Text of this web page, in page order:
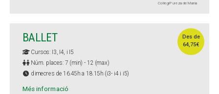
Col·legi Pureza de María
Des de
64,75€
BALLET
Cursos: I3, I4, i I5
Núm. places: 7 (min) - 12 (max)
dimecres de 16.45h a 18.15h (i3- i4 i i5)
Més informació